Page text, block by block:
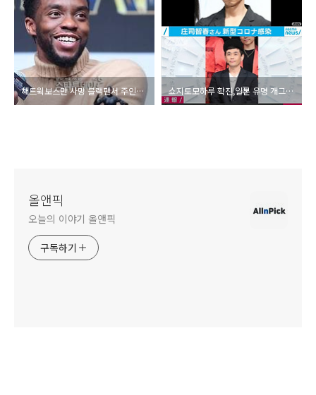
채드윅보스만 사망 블랙팬서 주인공 나이 마블 추모 대장암4기 암투병 총정리 쇼지토모하루 확진,일본 유명 개그맨 나이 코로나 집단감염4명 누구 총정리
올앤픽
오늘의 이야기 올앤픽
구독하기